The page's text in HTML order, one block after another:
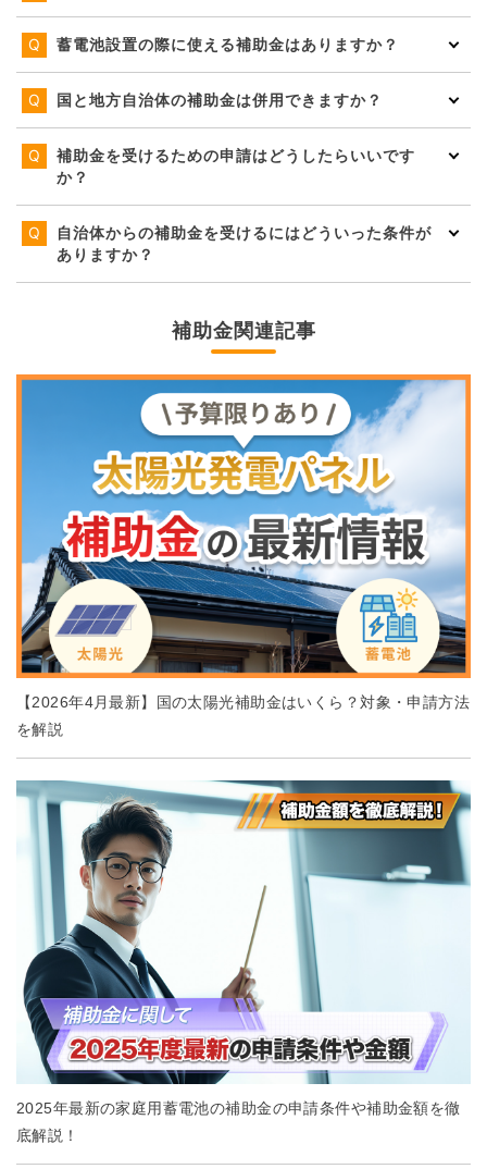
蓄電池設置の際に使える補助金はありますか？
国と地方自治体の補助金は併用できますか？
補助金を受けるための申請はどうしたらいいです
か？
自治体からの補助金を受けるにはどういった条件が
ありますか？
補助金関連記事
【2026年4月最新】国の太陽光補助金はいくら？対象・申請方法
を解説
2025年最新の家庭用蓄電池の補助金の申請条件や補助金額を徹
底解説！